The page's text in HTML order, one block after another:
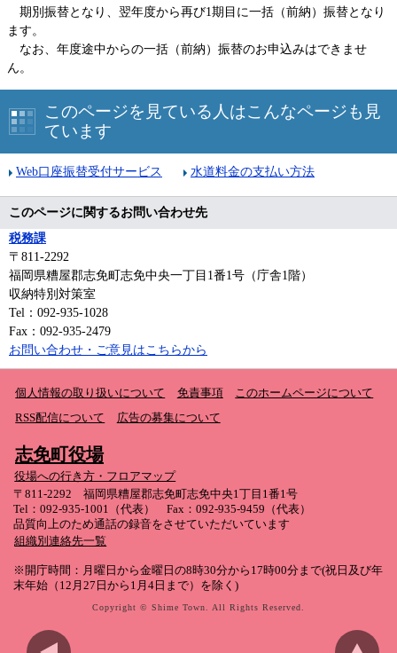
期別振替となり、翌年度から再び1期目に一括（前納）振替となり
ます。
なお、年度途中からの一括（前納）振替のお申込みはできませ
ん。
このページを見ている人はこんなページも見
ています
Web口座振替受付サービス 水道料金の支払い方法
このページに関するお問い合わせ先
税務課
〒811-2292
福岡県糟屋郡志免町志免中央一丁目1番1号（庁舎1階）
収納特別対策室
Tel：092-935-1028
Fax：092-935-2479
お問い合わせ・ご意見はこちらから
個人情報の取り扱いについて 免責事項
このホームページについて
RSS配信について
広告の募集について
志免町役場
役場への行き方・フロアマップ
〒811-2292 福岡県糟屋郡志免町志免中央1丁目1番1号
Tel：092-935-1001（代表） Fax：092-935-9459（代表）
品質向上のため通話の録音をさせていただいています
組織別連絡先一覧
※開庁時間：月曜日から金曜日の8時30分から17時00分まで(祝日及び年
末年始（12月27日から1月4日まで）を除く)
Copyright © Shime Town. All Rights Reserved.